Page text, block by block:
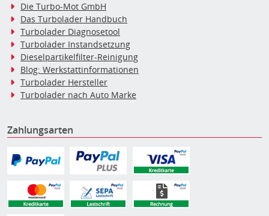
Die Turbo-Mot GmbH
Das Turbolader Handbuch
Turbolader Diagnosetool
Turbolader Instandsetzung
Dieselpartikelfilter-Reinigung
Blog: Werkstattinformationen
Turbolader Hersteller
Turbolader nach Auto Marke
Zahlungsarten